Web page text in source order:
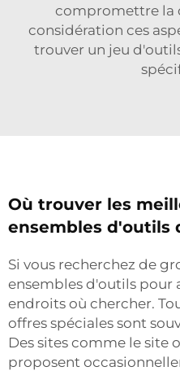
compromettre la
considération ces
trouver un jeu
Où trouver les
ensembles d'outils
Si vous recherchez de
ensembles d'outils pour
endroits où chercher.
offres spéciales sont
Des sites comme le site
proposent